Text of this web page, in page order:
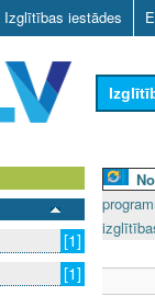
Izglītības iestādes
[1]
[1]